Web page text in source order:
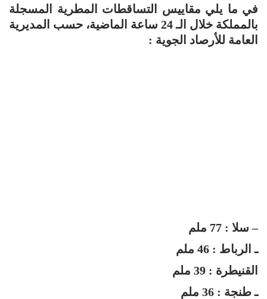
في ما يلي مقاييس التساقطات المطرية المسجلة
بالمملكة خلال الـ 24 ساعة الماضية، حسب المديرية
العامة للأرصاد الجوية :
– سلا : 77 ملم
ـ الرباط : 46 ملم
القنيطرة : 39 ملم
ـ طنجة : 36 ملم